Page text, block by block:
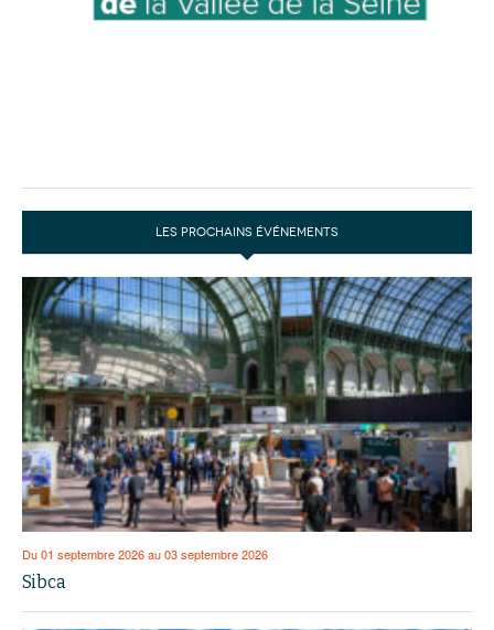
LES PROCHAINS ÉVÉNEMENTS
Du 01 septembre 2026 au 03 septembre 2026
Sibca